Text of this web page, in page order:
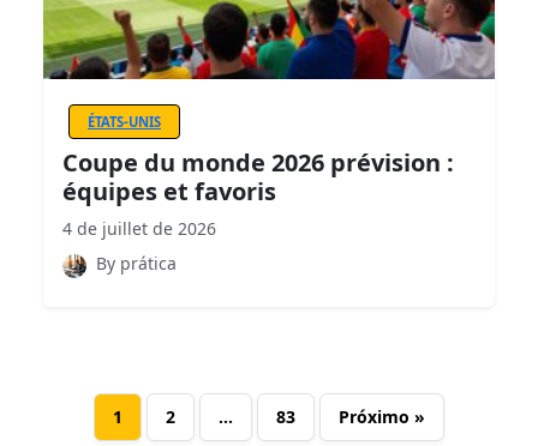
ÉTATS-UNIS
Coupe du monde 2026 prévision :
équipes et favoris
4 de juillet de 2026
By prática
1 2 … 83 Próximo »